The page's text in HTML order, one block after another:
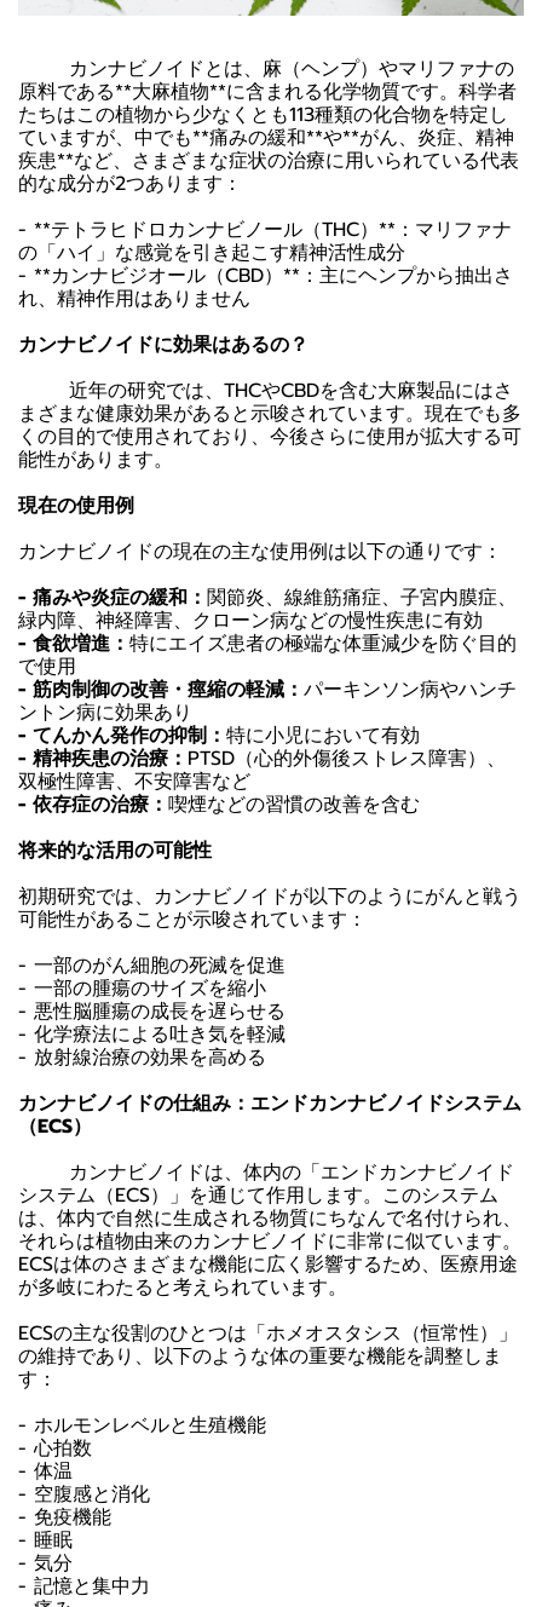
カンナビノイドとは、麻（ヘンプ）やマリファナの
原料である**大麻植物**に含まれる化学物質です。科学者
たちはこの植物から少なくとも113種類の化合物を特定し
ていますが、中でも**痛みの緩和**や**がん、炎症、精神
疾患**など、さまざまな症状の治療に用いられている代表
的な成分が2つあります：
- **テトラヒドロカンナビノール（THC）**：マリファナ
の「ハイ」な感覚を引き起こす精神活性成分
- **カンナビジオール（CBD）**：主にヘンプから抽出さ
れ、精神作用はありません
カンナビノイドに効果はあるの？
近年の研究では、THCやCBDを含む大麻製品にはさ
まざまな健康効果があると示唆されています。現在でも多
くの目的で使用されており、今後さらに使用が拡大する可
能性があります。
現在の使用例
カンナビノイドの現在の主な使用例は以下の通りです：
- 痛みや炎症の緩和： 関節炎、線維筋痛症、子宮内膜症、
緑内障、神経障害、クローン病などの慢性疾患に有効
- 食欲増進： 特にエイズ患者の極端な体重減少を防ぐ目的
で使用
- 筋肉制御の改善・痙縮の軽減： パーキンソン病やハンチ
ントン病に効果あり
- てんかん発作の抑制： 特に小児において有効
- 精神疾患の治療： PTSD（心的外傷後ストレス障害）、
双極性障害、不安障害など
- 依存症の治療： 喫煙などの習慣の改善を含む
将来的な活用の可能性
初期研究では、カンナビノイドが以下のようにがんと戦う
可能性があることが示唆されています：
- 一部のがん細胞の死滅を促進
- 一部の腫瘍のサイズを縮小
- 悪性脳腫瘍の成長を遅らせる
- 化学療法による吐き気を軽減
- 放射線治療の効果を高める
カンナビノイドの仕組み：エンドカンナビノイドシステム
（ECS）
カンナビノイドは、体内の「エンドカンナビノイド
システム（ECS）」を通じて作用します。このシステム
は、体内で自然に生成される物質にちなんで名付けられ、
それらは植物由来のカンナビノイドに非常に似ています。
ECSは体のさまざまな機能に広く影響するため、医療用途
が多岐にわたると考えられています。
ECSの主な役割のひとつは「ホメオスタシス（恒常性）」
の維持であり、以下のような体の重要な機能を調整しま
す：
- ホルモンレベルと生殖機能
- 心拍数
- 体温
- 空腹感と消化
- 免疫機能
- 睡眠
- 気分
- 記憶と集中力